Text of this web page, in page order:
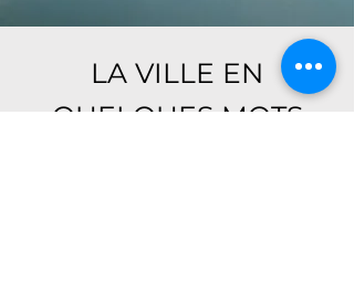
LA VILLE EN
QUELQUES MOTS